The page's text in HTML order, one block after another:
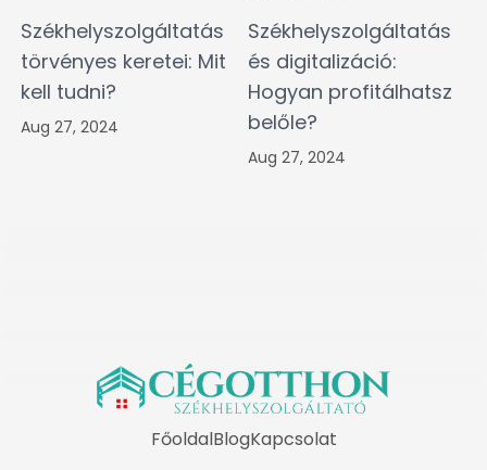
Székhelyszolgáltatás
törvényes keretei: Mit
kell tudni?
Aug 27, 2024
Székhelyszolgáltatás
és digitalizáció:
Hogyan profitálhatsz
belőle?
Aug 27, 2024
FőoldalBlogKapcsolat